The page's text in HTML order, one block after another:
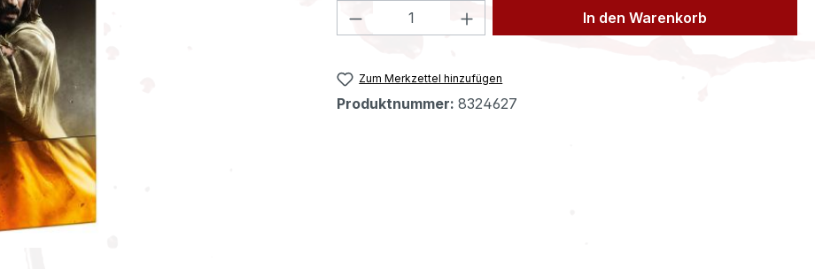
Produkt Anzahl: Gib den gewünschten Wert
In den Warenkorb
Zum Merkzettel hinzufügen
Produktnummer: 8324627